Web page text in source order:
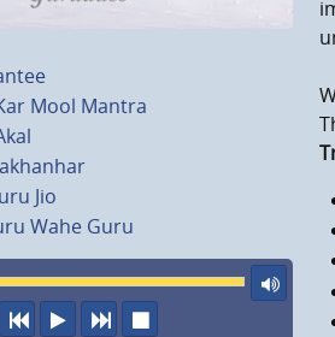
Mool Mantra
Jio
Wahe Guru
vorheriger Titel
Abspielennächster Titel
Wiedergabe